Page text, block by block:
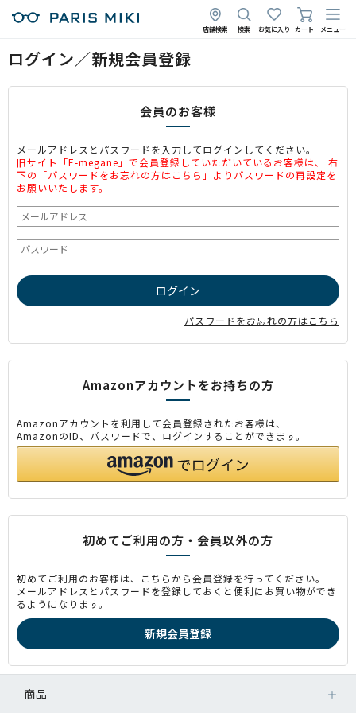
店舗検索 検索 お気に入り カート メニュー
ログイン／新規会員登録
会員のお客様
メールアドレスとパスワードを入力してログインしてください。
旧サイト「E-megane」で会員登録していただいているお客様は、 右
下の「パスワードをお忘れの方はこちら」よりパスワードの再設定を
お願いいたします。
パスワードをお忘れの方はこちら
Amazonアカウントをお持ちの方
Amazonアカウントを利用して会員登録されたお客様は、
AmazonのID、パスワードで、ログインすることができます。
初めてご利用の方・会員以外の方
初めてご利用のお客様は、こちらから会員登録を行ってください。
メールアドレスとパスワードを登録しておくと便利にお買い物ができ
るようになります。
商品